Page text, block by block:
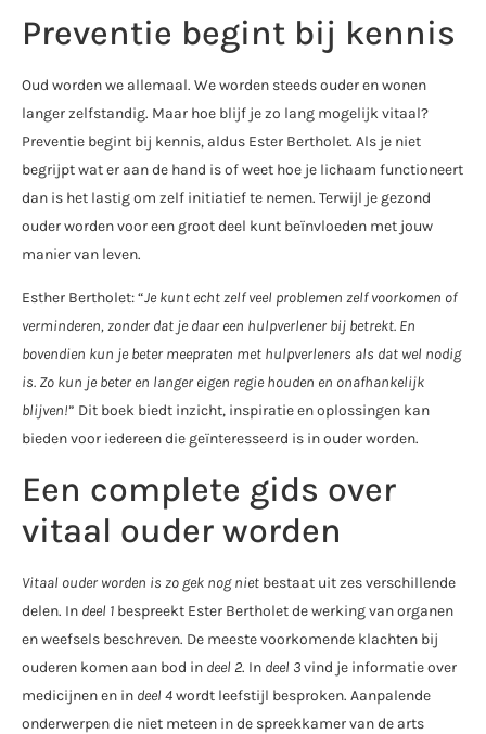
Preventie begint bij kennis
Oud worden we allemaal. We worden steeds ouder en wonen
langer zelfstandig. Maar hoe blijf je zo lang mogelijk vitaal?
Preventie begint bij kennis, aldus Ester Bertholet. Als je niet
begrijpt wat er aan de hand is of weet hoe je lichaam functioneert
dan is het lastig om zelf initiatief te nemen. Terwijl je gezond
ouder worden voor een groot deel kunt beïnvloeden met jouw
manier van leven.
Esther Bertholet: “Je kunt echt zelf veel problemen zelf voorkomen of
verminderen, zonder dat je daar een hulpverlener bij betrekt. En
bovendien kun je beter meepraten met hulpverleners als dat wel nodig
is. Zo kun je beter en langer eigen regie houden en onafhankelijk
blijven!” Dit boek biedt inzicht, inspiratie en oplossingen kan
bieden voor iedereen die geïnteresseerd is in ouder worden.
Een complete gids over
vitaal ouder worden
Vitaal ouder worden is zo gek nog niet bestaat uit zes verschillende
delen. In deel 1 bespreekt Ester Bertholet de werking van organen
en weefsels beschreven. De meeste voorkomende klachten bij
ouderen komen aan bod in deel 2. In deel 3vind je informatie over
medicijnen en in deel 4wordt leefstijl besproken. Aanpalende
onderwerpen die niet meteen in de spreekkamer van de arts